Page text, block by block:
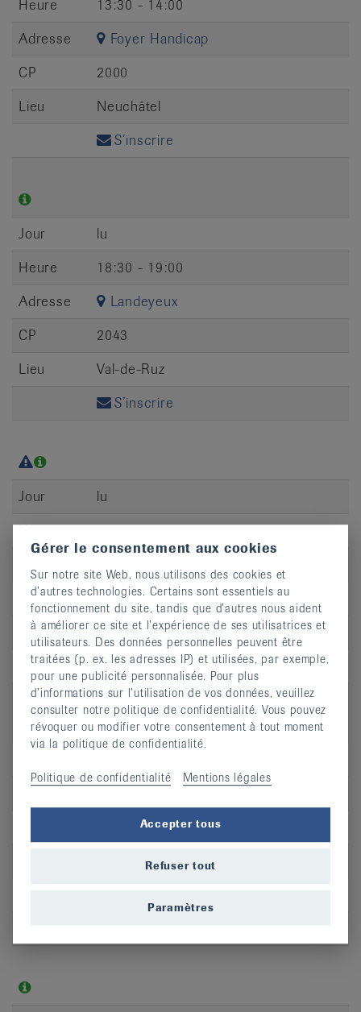
Heure
13:30 - 14:00
Adresse
Foyer Handicap
CP
2000
Lieu
Neuchâtel
S’inscrire
Jour
lu
Heure
18:30 - 19:00
Adresse
Landeyeux
CP
2043
Lieu
Val-de-Ruz
S’inscrire
Jour
lu
Heure
19:00 - 19:30
CP
2043
Lieu
Val-de-Ruz
S’inscrire
Landeyeux
Gérer le consentement aux cookies
Sur notre site Web, nous utilisons des cookies et
d’autres technologies. Certains sont essentiels au
fonctionnement du site, tandis que d’autres nous aident
à améliorer ce site et l’expérience de ses utilisatrices et
utilisateurs. Des données personnelles peuvent être
traitées (p. ex. les adresses IP) et utilisées, par exemple,
pour une publicité personnalisée. Pour plus
d’informations sur l’utilisation de vos données, veuillez
consulter notre politique de confidentialité. Vous pouvez
révoquer ou modifier votre consentement à tout moment
via la politique de confidentialité.
Politique de confidentialité Mentions légales
Accepter tous
Refuser tout
Paramètres